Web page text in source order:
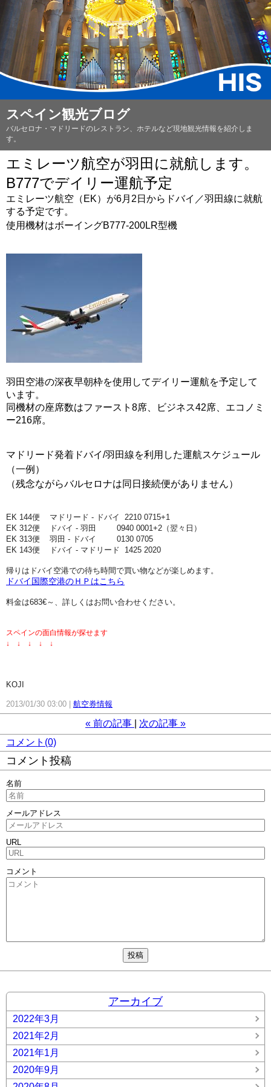
スペイン観光ブログ
バルセロナ・マドリードのレストラン、ホテルなど現地観光情報を紹介しま
す。
エミレーツ航空が羽田に就航します。
B777でデイリー運航予定
エミレーツ航空（EK）が6月2日からドバイ／羽田線に就航
する予定です。
使用機材はボーイングB777-200LR型機
羽田空港の深夜早朝枠を使用してデイリー運航を予定して
います。
同機材の座席数はファースト8席、ビジネス42席、エコノミ
ー216席。
マドリード発着ドバイ/羽田線を利用した運航スケジュール
（一例）
（残念ながらバルセロナは同日接続便がありません）
EK 144便 マドリード - ドバイ 2210 0715+1
EK 312便 ドバイ - 羽田 0940 0001+2（翌々日）
EK 313便 羽田 - ドバイ 0130 0705
EK 143便 ドバイ - マドリード 1425 2020
帰りはドバイ空港での待ち時間で買い物などが楽しめます。
ドバイ国際空港のＨＰはこちら
料金は683€～、詳しくはお問い合わせください。
スペインの面白情報が探せます
↓ ↓ ↓ ↓ ↓
KOJI
2013/01/30 03:00 航空券情報
« 前の記事 次の記事 »
コメント(0)
コメント投稿
名前
メールアドレス
URL
コメント
アーカイブ
2022年3月
2021年2月
2021年1月
2020年9月